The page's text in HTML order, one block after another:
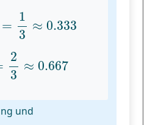
=
1
3
≈ 0.333
≈
2
3
≈ 0.667
3≈
und